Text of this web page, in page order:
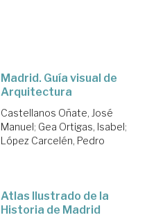
Madrid. Guía visual de
Arquitectura
Castellanos Oñate, José
Manuel; Gea Ortigas, Isabel;
López Carcelén, Pedro
Atlas Ilustrado de la
Historia de Madrid